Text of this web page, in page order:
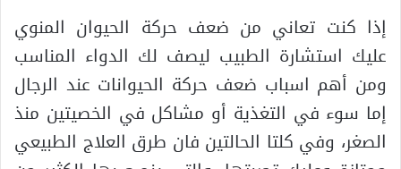
إذا كنت تعاني من ضعف حركة الحيوان المنوي
عليك استشارة الطبيب ليصف لك الدواء المناسب
ومن أهم اسباب ضعف حركة الحيوانات عند الرجال
إما سوء في التغذية أو مشاكل في الخصيتين منذ
الصغر، وفي كلتا الحالتين فان طرق العلاج الطبيعي